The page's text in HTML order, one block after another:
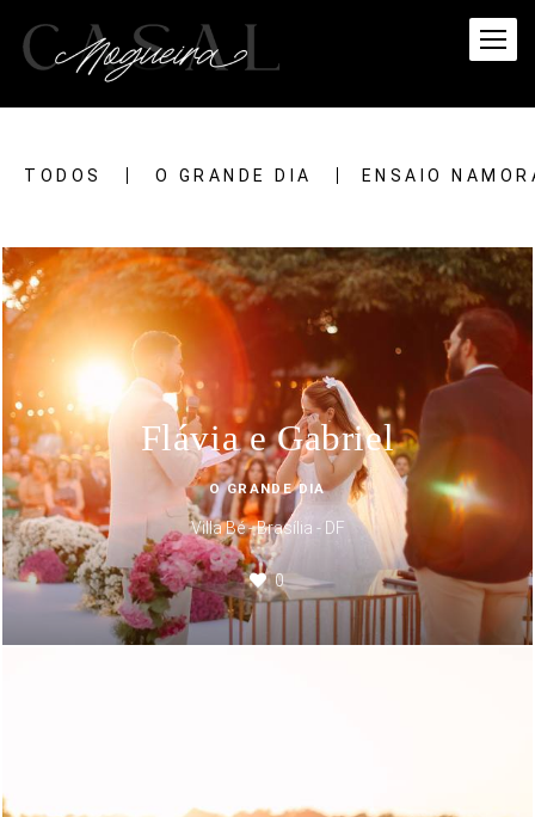
TODOS O GRANDE DIA ENSAIO
Flávia e Gabriel
O GRANDE DIA
Villa Bé - Brasília - DF
0